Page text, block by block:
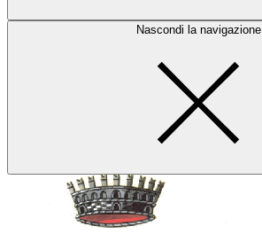
Nascondi la navigazione